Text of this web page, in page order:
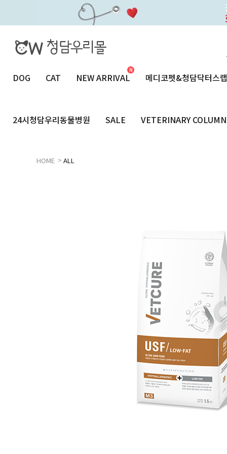
DOG CAT NEW ARRIVAL 메디코펫&청담닥터스랩
24시청담우리동물병원 SALE VETERINARY COLUMN
HOME > ALL